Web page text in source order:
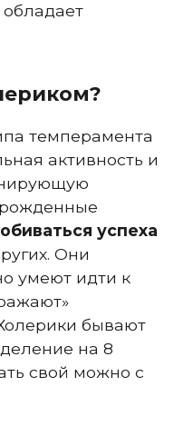
темперамента
активность и
успеха
Они
умеют идти к
бывают
на 8
свой можно с